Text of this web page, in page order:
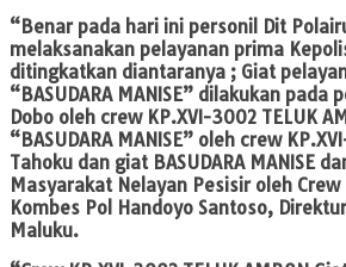
“Benar pada hari ini personil Dit
melaksanakan pelayanan prima
ditingkatkan diantaranya ; Giat
“BASUDARA MANISE” dilakukan pada
Dobo oleh crew KP.XVI-3002 TELUK
“BASUDARA MANISE” oleh crew
Tahoku dan giat BASUDARA MANISE
Masyarakat Nelayan Pesisir oleh
Kombes Pol Handoyo Santoso,
Maluku.